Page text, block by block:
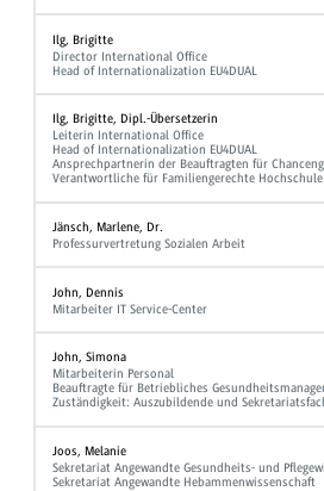
Ilg, Brigitte
Director International Office
Head of Internationalization EU4DUAL
Ilg, Brigitte, Dipl.-Übersetzerin
Leiterin International Office
Head of Internationalization EU4DUAL
Ansprechpartnerin der Beauftragten für
Verantwortliche für Familiengerechte Hochschule
Jänsch, Marlene, Dr.
Professurvertretung Sozialen Arbeit
John, Dennis
Mitarbeiter IT Service-Center
John, Simona
Mitarbeiterin Personal
Beauftragte für Betriebliches
Zuständigkeit: Auszubildende und
Joos, Melanie
Sekretariat Angewandte Gesundheits- und
Sekretariat Angewandte Hebammenwissenschaft